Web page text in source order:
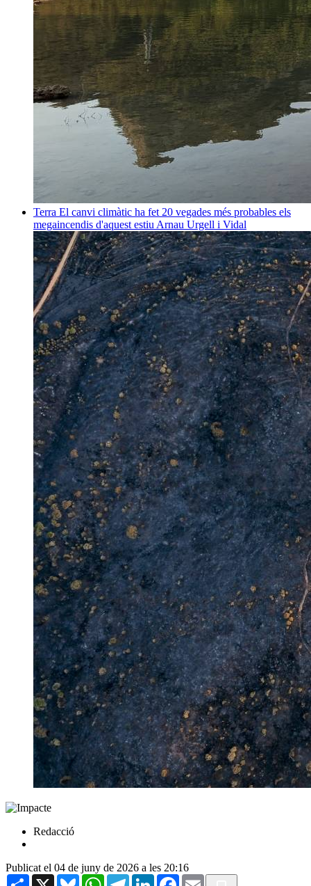
Terra El canvi climàtic ha fet 20 vegades més probables els
megaincendis d'aquest estiu Arnau Urgell i Vidal
Redacció
Publicat el 04 de juny de 2026 a les 20:16
Share X BlueskyWhatsAppTelegramLinkedInFacebook
Email